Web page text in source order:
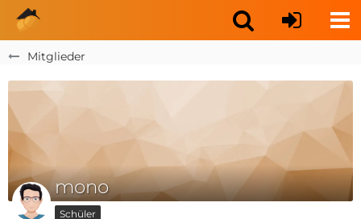
Mitglieder
mono
Schüler